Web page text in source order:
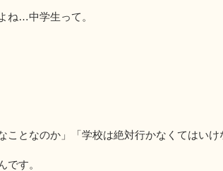
ね…中学生って。
ことなのか」「学校は絶対行かなくてはいけ
です。